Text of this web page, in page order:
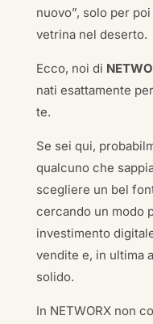
nuovo”, solo per
vetrina nel deserto.
Ecco, noi di
nati esattamente
te.
Se sei qui,
qualcuno che
scegliere un bel
cercando un modo
investimento
vendite e, in ultima
solido.
In NETWORX non